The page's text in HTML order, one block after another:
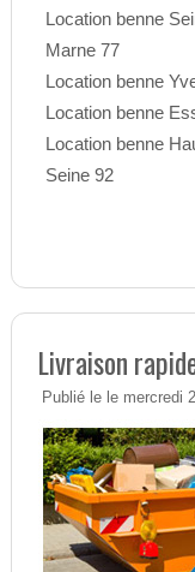
Location benne
Marne 77
Location benne
Location benne
Location benne
Seine 92
Livraison
Publié le le mercredi